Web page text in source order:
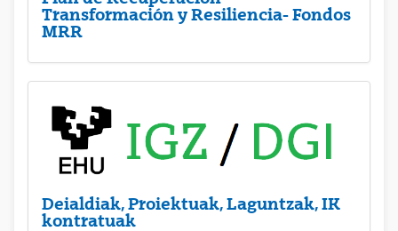
Transformación y Resiliencia- Fondos
MRR
Deialdiak, Proiektuak, Laguntzak, IK
kontratuak